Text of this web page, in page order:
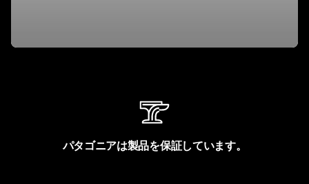
パタゴニアは製品を保証しています。